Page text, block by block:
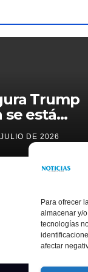
Para ofrecer
almacenar y/
tecnologías
afectar
Trump
se está
a
DE 2026